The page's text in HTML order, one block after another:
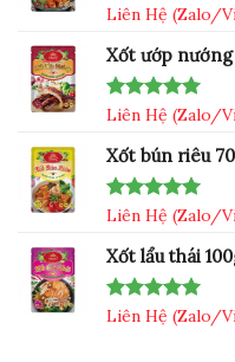
Rated5.00
Liên Hệ (Zalo/
Xốt ướp
Rated5.00
Liên Hệ (Zalo/
Xốt bún riêu
Rated5.00
Liên Hệ (Zalo/
Xốt lẩu thái
Rated5.00
Liên Hệ (Zalo/